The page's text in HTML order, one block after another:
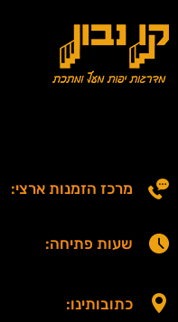
מרכז הזמנות ארצי:
שעות פתיחה:
כתובותינו: